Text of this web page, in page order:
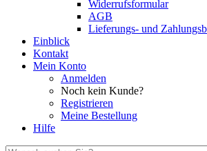
Widerrufsformular
AGB
Lieferungs- und
Einblick
Kontakt
Mein Konto
Anmelden
Noch kein Kunde?
Registrieren
Meine Bestellung
Hilfe